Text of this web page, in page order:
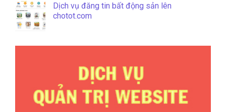
Dịch vụ đăng tin bất động sản lên
chotot.com